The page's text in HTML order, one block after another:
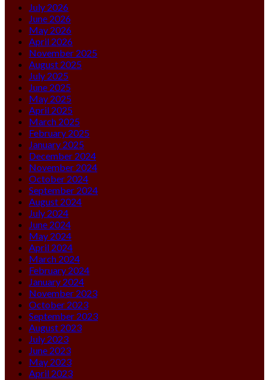
July 2026
June 2026
May 2026
April 2026
November 2025
August 2025
July 2025
June 2025
May 2025
April 2025
March 2025
February 2025
January 2025
December 2024
November 2024
October 2024
September 2024
August 2024
July 2024
June 2024
May 2024
April 2024
March 2024
February 2024
January 2024
November 2023
October 2023
September 2023
August 2023
July 2023
June 2023
May 2023
April 2023